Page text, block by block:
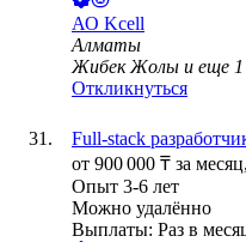
АО Kcell
Алматы
Жибек Жолы и еще 1
Откликнуться
Full-stack
от 900 000 ₸ за месяц,
Опыт 3-6 лет
Можно удалённо
Выплаты: Раз в